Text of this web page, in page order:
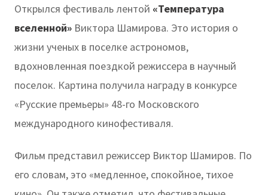
Открылся фестиваль лентой «Температура
вселенной» Виктора Шамирова. Это история о
жизни ученых в поселке астрономов,
вдохновленная поездкой режиссера в научный
поселок. Картина получила награду в конкурсе
«Русские премьеры» 48-го Московского
международного кинофестиваля.
Фильм представил режиссер Виктор Шамиров. По
его словам, это «медленное, спокойное, тихое